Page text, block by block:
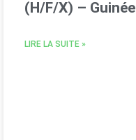
(H/F/X) – Guinée
LIRE LA SUITE »